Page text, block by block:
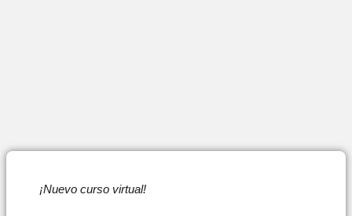
¡Nuevo curso virtual!